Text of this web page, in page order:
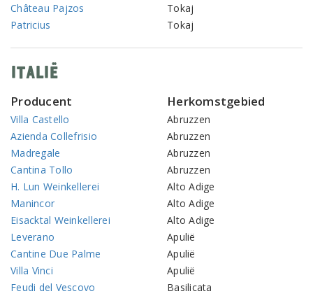
Château Pajzos
Tokaj
Patricius
Tokaj
Italië
Producent Herkomstgebied
Villa Castello
Abruzzen
Azienda Collefrisio
Abruzzen
Madregale
Abruzzen
Cantina Tollo
Abruzzen
H. Lun Weinkellerei
Alto Adige
Manincor
Alto Adige
Eisacktal Weinkellerei
Alto Adige
Leverano
Apulië
Cantine Due Palme
Apulië
Villa Vinci
Apulië
Feudi del Vescovo
Basilicata